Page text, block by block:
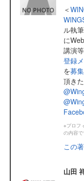
＜
ル執
に
講演
登録
を募
頂きた
※プロフ
の内容
この
山田